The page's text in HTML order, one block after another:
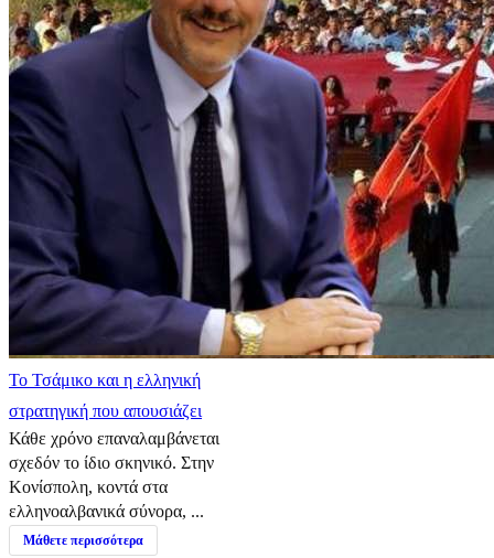
​Το Τσάμικο και η ελληνική
στρατηγική που απουσιάζει
Κάθε χρόνο επαναλαμβάνεται
σχεδόν το ίδιο σκηνικό. Στην
Κονίσπολη, κοντά στα
ελληνοαλβανικά σύνορα, ...
Μάθετε περισσότερα